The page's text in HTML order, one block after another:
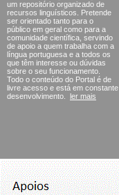
um repositório organizado de
recursos linguísticos. Pretende
ser orientado tanto para o
público em geral como para a
comunidade científica, servindo
de apoio a quem trabalha com a
língua portuguesa e a todos os
que têm interesse ou dúvidas
sobre o seu funcionamento.
Todo o conteúdo do Portal é de
livre acesso e está em constante
desenvolvimento.
ler mais